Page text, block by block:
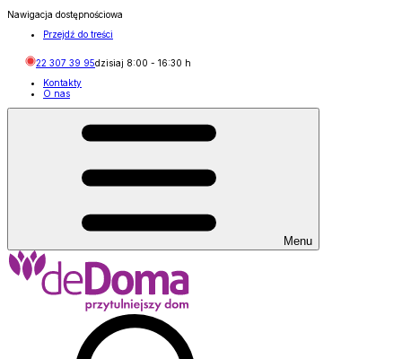
Nawigacja dostępnościowa
Przejdź do treści
22 307 39 95dzisiaj 8:00 - 16:30 h
Kontakty
O nas
Menu